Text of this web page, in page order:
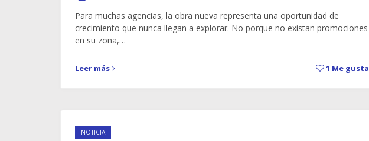
Para muchas agencias, la obra nueva representa una oportunidad de
crecimiento que nunca llegan a explorar. No porque no existan promociones
en su zona,…
Leer más 1 Me gusta
NOTICIA